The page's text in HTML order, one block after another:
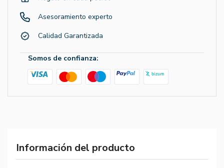
Asesoramiento experto
Calidad Garantizada
Somos de confianza:
Información del producto